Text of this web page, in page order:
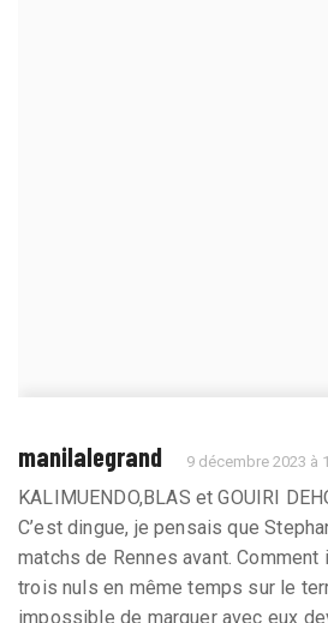
manilalegrand 9 décembre 2023 à
KALIMUENDO,BLAS et GOUIRI
C’est dingue, je pensais que
matchs de Rennes avant.
trois nuls en même temps sur le
impossible de marquer avec eux